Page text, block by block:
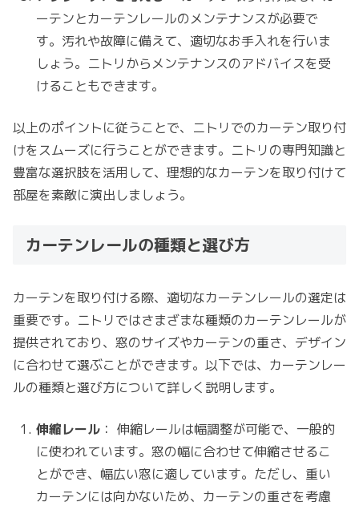
ーテンとカーテンレールのメンテナンスが必要で
す。汚れや故障に備えて、適切なお手入れを行いま
しょう。ニトリからメンテナンスのアドバイスを受
けることもできます。
以上のポイントに従うことで、ニトリでのカーテン取り付
けをスムーズに行うことができます。ニトリの専門知識と
豊富な選択肢を活用して、理想的なカーテンを取り付けて
部屋を素敵に演出しましょう。
カーテンレールの種類と選び方
カーテンを取り付ける際、適切なカーテンレールの選定は
重要です。ニトリではさまざまな種類のカーテンレールが
提供されており、窓のサイズやカーテンの重さ、デザイン
に合わせて選ぶことができます。以下では、カーテンレー
ルの種類と選び方について詳しく説明します。
伸縮レール ： 伸縮レールは幅調整が可能で、一般的
に使われています。窓の幅に合わせて伸縮させるこ
とができ、幅広い窓に適しています。ただし、重い
カーテンには向かないため、カーテンの重さを考慮